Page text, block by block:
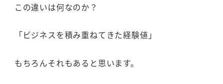
この違いは何なのか？
「ビジネスを積み重ねてきた経験値」
もちろんそれもあると思います。